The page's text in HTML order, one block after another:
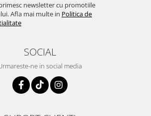
newsletter cu promotiile
Afla mai multe in Politica de
SOCIAL
ne in social media